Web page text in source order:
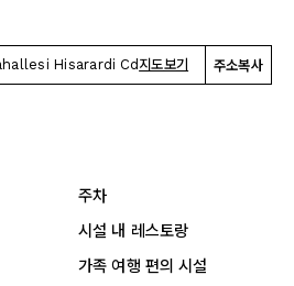
Hisarardi Cd 지도보기 주소복사
주차
시설 내 레스토랑
가족 여행 편의 시설